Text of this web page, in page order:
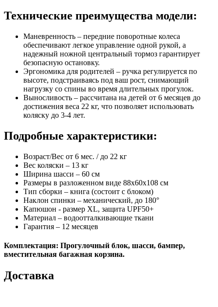
Технические преимущества модели:
Маневренность – передние поворотные колеса
обеспечивают легкое управление одной рукой, а
надежный ножной центральный тормоз гарантирует
безопасную остановку.
Эргономика для родителей – ручка регулируется по
высоте, подстраиваясь под ваш рост, снимающий
нагрузку со спины во время длительных прогулок.
Выносливость – рассчитана на детей от 6 месяцев до
достижения веса 22 кг, что позволяет использовать
коляску до 3-4 лет.
Подробные характеристики:
Возраст/Вес от 6 мес. / до 22 кг
Вес коляски – 13 кг
Ширина шасси – 60 см
Размеры в разложенном виде 88x60x108 см
Тип сборки – книга (состоит с блоком)
Наклон спинки – механический, до 180°
Капюшон - размер XL, защита UPF50+
Материал – водоотталкивающие ткани
Гарантия – 12 месяцев
Комплектация: Прогулочный блок, шасси, бампер,
вместительная багажная корзина.
Доставка